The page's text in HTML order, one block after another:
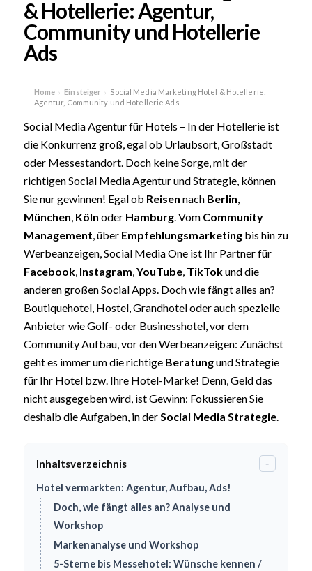
& Hotellerie: Agentur,
Community und Hotellerie
Ads
Home › Einsteiger › Social Media Marketing Hotel & Hotellerie:
Agentur, Community und Hotellerie Ads
Social Media Agentur für Hotels – In der Hotellerie ist
die Konkurrenz groß, egal ob Urlaubsort, Großstadt
oder Messestandort. Doch keine Sorge, mit der
richtigen Social Media Agentur und Strategie, können
Sie nur gewinnen! Egal ob Reisen nach Berlin,
München, Köln oder Hamburg. Vom Community
Management, über Empfehlungsmarketingbis hin zu
Werbeanzeigen, Social Media One ist Ihr Partner für
Facebook, Instagram,YouTube, TikTokund die
anderen großen Social Apps. Doch wie fängt alles an?
Boutiquehotel, Hostel, Grandhotel oder auch spezielle
Anbieter wie Golf- oder Businesshotel, vor dem
Community Aufbau, vor den Werbeanzeigen: Zunächst
geht es immer um die richtige Beratungund Strategie
für Ihr Hotel bzw. Ihre Hotel-Marke! Denn, Geld das
nicht ausgegeben wird, ist Gewinn: Fokussieren Sie
deshalb die Aufgaben, in derSocial Media Strategie.
Inhaltsverzeichnis -
Hotel vermarkten: Agentur, Aufbau, Ads!
Doch, wie fängt alles an? Analyse und
Workshop
Markenanalyse und Workshop
5-Sterne bis Messehotel: Wünsche kennen /